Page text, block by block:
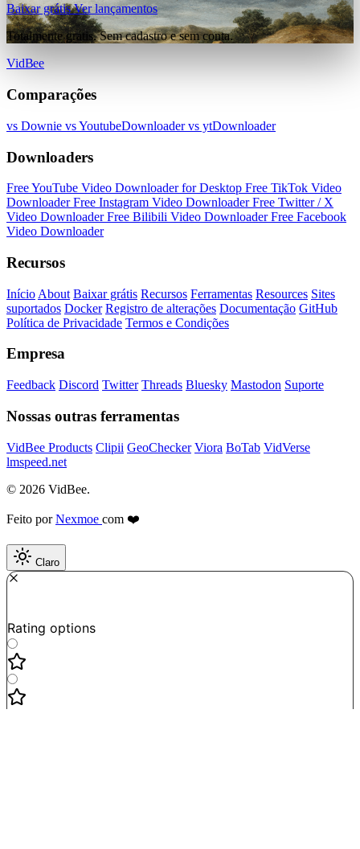
Baixar grátisVer lançamentos
Totalmente grátis. Sem cadastro e sem conta.
VidBee
Comparações
vs Downie vs YoutubeDownloadervs ytDownloader
Downloaders
Free YouTube Video Downloader for Desktop Free TikTok Video
DownloaderFree Instagram Video DownloaderFree Twitter / X
Video DownloaderFree Bilibili Video DownloaderFree Facebook
Video Downloader
Recursos
Início About Baixar grátis Recursos Ferramentas Resources Sites
suportados Docker Registro de alterações Documentação GitHub
Política de Privacidade Termos e Condições
Empresa
Feedback Discord Twitter Threads Bluesky Mastodon Suporte
Nossas outras ferramentas
VidBee Products Clipii GeoChecker Viora BoTab VidVerse
lmspeed.net
© 2026 VidBee.
Feito porNexmoe com ❤️
Claro
Rating options